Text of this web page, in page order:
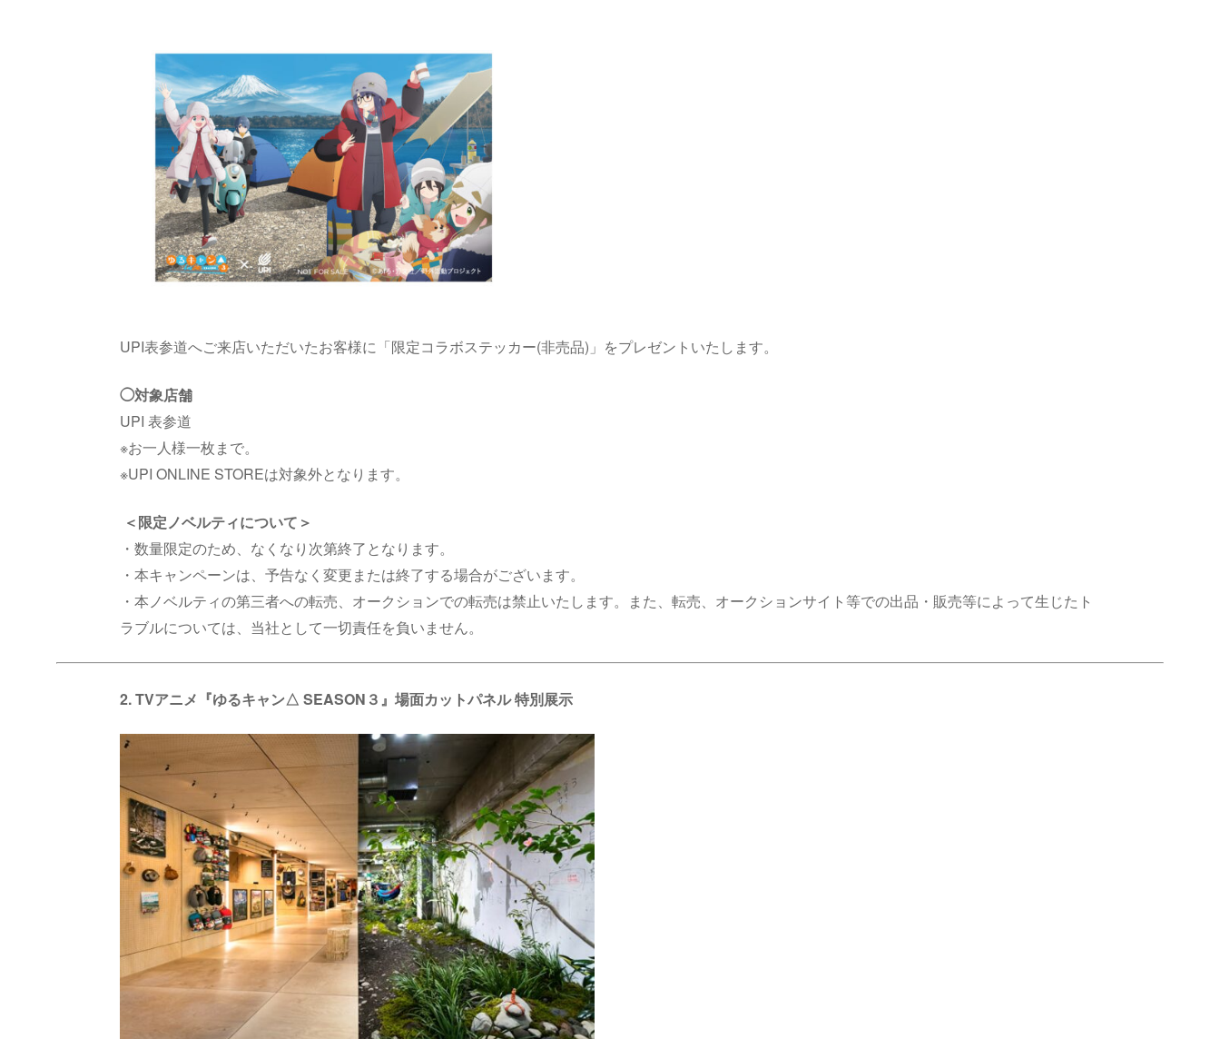
UPI表参道へご来店いただいたお客様に「限定コラボステッカー(非売品)」をプレゼントいたします。
◯対象店舗
UPI 表参道
※お一人様一枚まで。
※UPI ONLINE STOREは対象外となります。
＜限定ノベルティについて＞
・数量限定のため、なくなり次第終了となります。
・本キャンペーンは、予告なく変更または終了する場合がございます。
・本ノベルティの第三者への転売、オークションでの転売は禁止いたします。また、転売、オークションサイト等での出品・販売等によって生じたト
ラブルについては、当社として一切責任を負いません。
2. TVアニメ『ゆるキャン△ SEASON３』場面カットパネル 特別展示